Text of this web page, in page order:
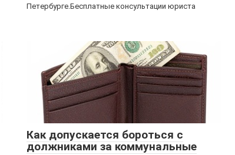
Петербурге.Бесплатные консультации юриста
Как допускается бороться с
должниками за коммунальные